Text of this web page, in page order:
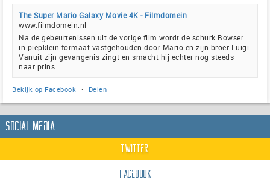
The Super Mario Galaxy Movie 4K - Filmdomein
www.filmdomein.nl
Na de gebeurtenissen uit de vorige film wordt de schurk Bowser
in piepklein formaat vastgehouden door Mario en zijn broer Luigi.
Vanuit zijn gevangenis zingt en smacht hij echter nog steeds
naar prins...
Bekijk op Facebook · Delen
Social Media
Twitter
Facebook